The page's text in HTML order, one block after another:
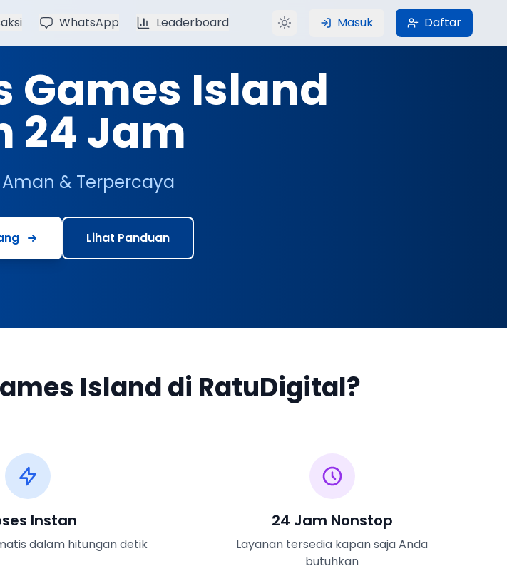
WhatsApp Leaderboard Masuk Daftar
Games Island
24 Jam
Aman & Terpercaya
Lihat Panduan
Island di RatuDigital?
Instan
dalam hitungan detik
24 Jam Nonstop
Layanan tersedia kapan saja Anda
butuhkan